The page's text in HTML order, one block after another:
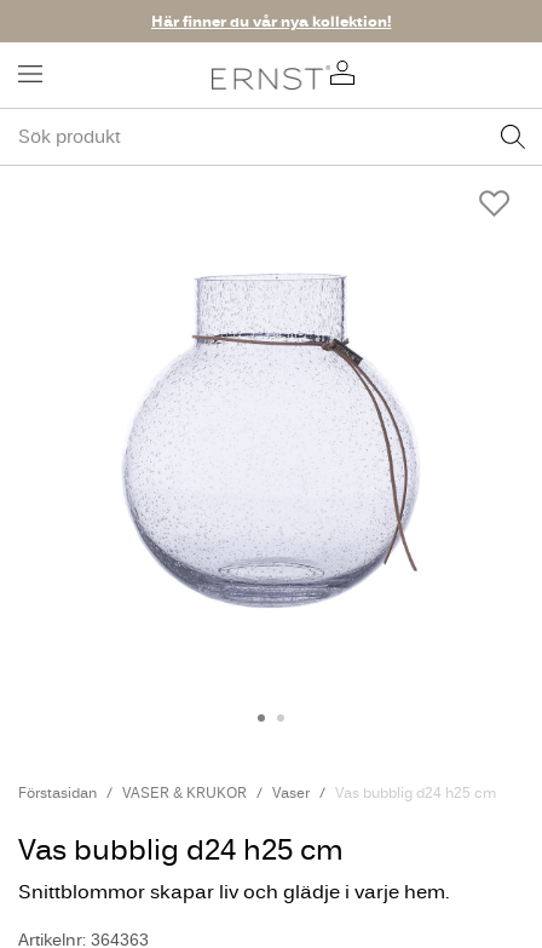
Här finner du vår nya kollektion!
Förstasidan VASER & KRUKOR Vaser Vas bubblig d24 h25 cm
Vas bubblig d24 h25 cm
Snittblommor skapar liv och glädje i varje hem.
Artikelnr: 364363